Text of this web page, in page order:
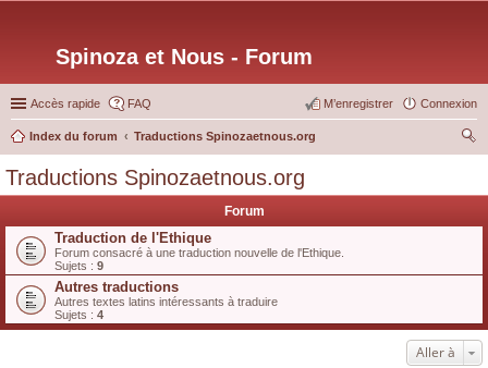
Spinoza et Nous - Forum
Accès rapide FAQ Connexion
M’enregistrer
Index du forum
Traductions Spinozaetnous.org
Traductions Spinozaetnous.org
Forum
Traduction de l'Ethique
Forum consacré à une traduction nouvelle de l'Ethique.
Sujets : 9
Autres traductions
Autres textes latins intéressants à traduire
Sujets : 4
Aller à